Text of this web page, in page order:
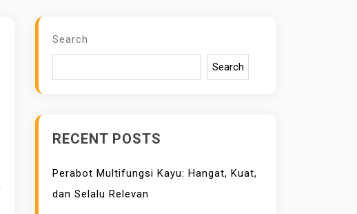
Search
Search
RECENT POSTS
Perabot Multifungsi Kayu: Hangat, Kuat,
dan Selalu Relevan